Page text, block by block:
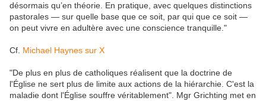
désormais qu’en théorie. En pratique, avec quelques distinctions
pastorales — sur quelle base que ce soit, par qui que ce soit —
on peut vivre en adultère avec une conscience tranquille."
Cf. Michael Haynes sur X
"De plus en plus de catholiques réalisent que la doctrine de
l'Église ne sert plus de limite aux actions de la hiérarchie. C'est la
maladie dont l'Église souffre véritablement". Mgr Grichting met en